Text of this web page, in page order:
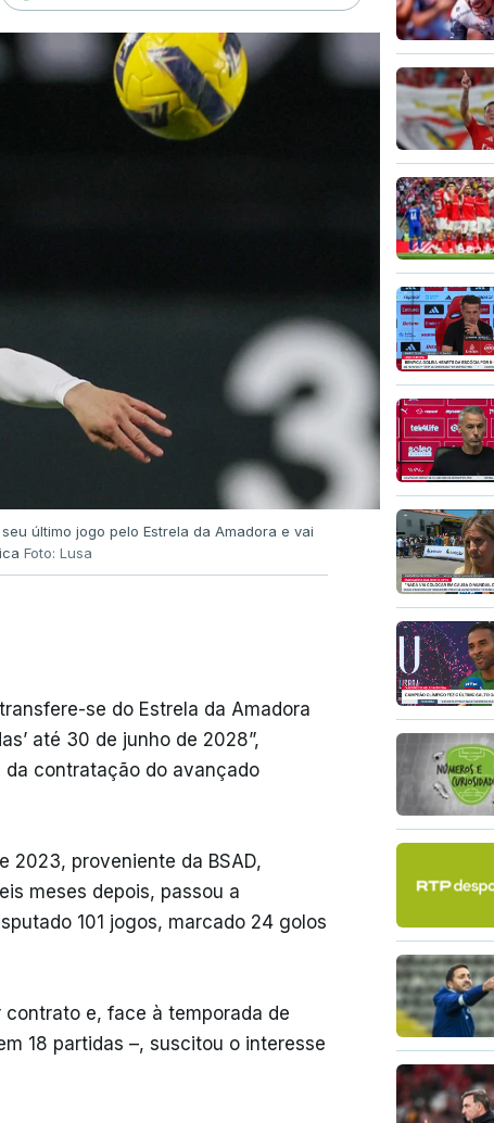
último jogo pelo Estrela da Amadora e vai
Foto: Lusa
se do Estrela da Amadora
até 30 de junho de 2028”,
da contratação do avançado
2023, proveniente da BSAD,
meses depois, passou a
101 jogos, marcado 24 golos
e, face à temporada de
18 partidas –, suscitou o interesse